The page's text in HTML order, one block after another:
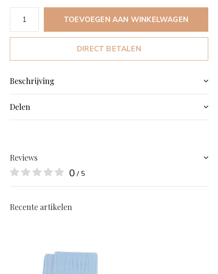
TOEVOEGEN AAN WINKELWAGEN
DIRECT BETALEN
Beschrijving
Delen
Reviews
0 / 5
Recente artikelen